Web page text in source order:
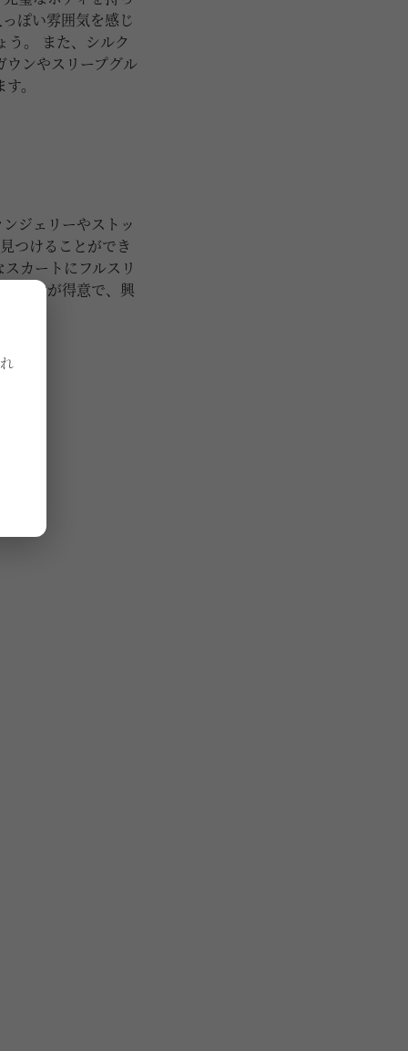
ぽい雰囲気を感じ
う。 また、シルク
ウンやスリープグル
。
ジェリーやストッ
つけることができ
カートにフルスリ
わせが得意で、興